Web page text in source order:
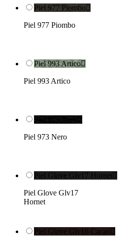
Piel 977 Piombo
Piel 977 Piombo
Piel 993 Artico
Piel 993 Artico
Piel 973 Nero
Piel 973 Nero
Piel Glove Glv17 Hornet
Piel Glove Glv17
Hornet
Piel Glove Glv16 Cacao 